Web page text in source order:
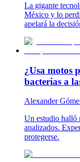
La gigante
México y lo
apelará la
¿Usa motos
bacterias a
Alexander
Un estudio halló
analizados.
protegerse.